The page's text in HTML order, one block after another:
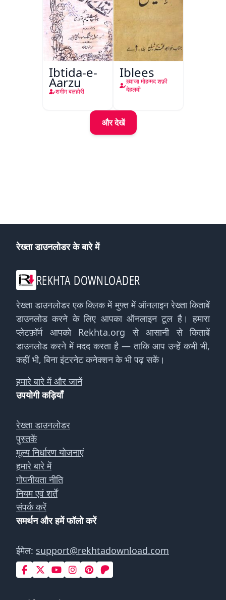
Ibtida-e-
Aarzu
शमीम बलहोरी
Iblees
ख़्वाजा मोहम्मद शफ़ी
देहलवी
और देखें
रेख्ता डाउनलोडर के बारे में
REKHTA DOWNLOADER
रेख्ता डाउनलोडर एक क्लिक में मुफ्त में ऑनलाइन रेख्ता किताबें
डाउनलोड करने के लिए आपका ऑनलाइन टूल है। हमारा
प्लेटफ़ॉर्म आपको Rekhta.org से आसानी से किताबें
डाउनलोड करने में मदद करता है — ताकि आप उन्हें कभी भी,
कहीं भी, बिना इंटरनेट कनेक्शन के भी पढ़ सकें।
हमारे बारे में और जानें
उपयोगी कड़ियाँ
रेख्ता डाउनलोडर
पुस्तकें
मूल्य निर्धारण योजनाएं
हमारे बारे में
गोपनीयता नीति
नियम एवं शर्तें
संपर्क करें
समर्थन और हमें फॉलो करें
ईमेल: support@rekhtadownload.com